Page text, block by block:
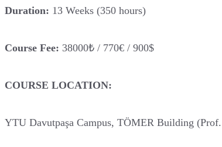
Duration: 13 Weeks (350 hours)
Course Fee: 38000₺ / 770€ / 900$
COURSE LOCATION:
YTU Davutpaşa Campus, TÖMER Building